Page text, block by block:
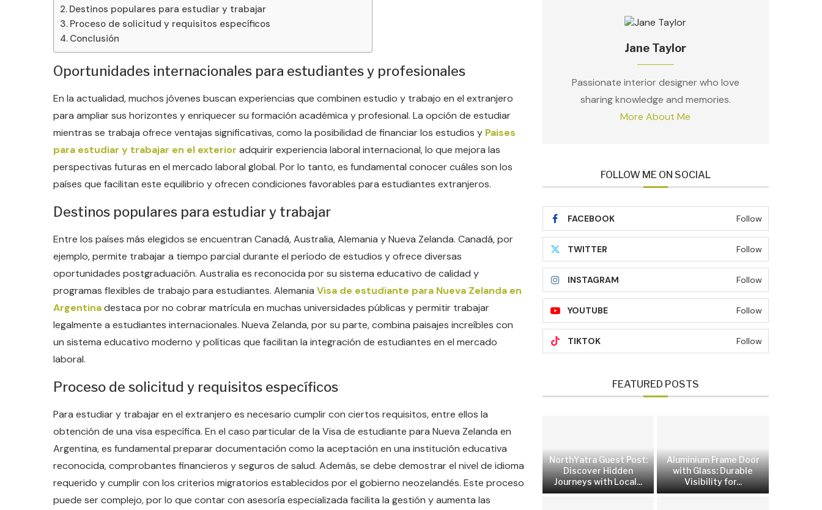
Destinos populares para estudiar y trabajar
Proceso de solicitud y requisitos específicos
Conclusión
Oportunidades internacionales para estudiantes y profesionales
En la actualidad, muchos jóvenes buscan experiencias que combinen estudio y trabajo en el extranjero
para ampliar sus horizontes y enriquecer su formación académica y profesional. La opción de estudiar
mientras se trabaja ofrece ventajas significativas, como la posibilidad de financiar los estudios y Paises
para estudiar y trabajar en el exterior adquirir experiencia laboral internacional, lo que mejora las
perspectivas futuras en el mercado laboral global. Por lo tanto, es fundamental conocer cuáles son los
países que facilitan este equilibrio y ofrecen condiciones favorables para estudiantes extranjeros.
Destinos populares para estudiar y trabajar
Entre los países más elegidos se encuentran Canadá, Australia, Alemania y Nueva Zelanda. Canadá, por
ejemplo, permite trabajar a tiempo parcial durante el período de estudios y ofrece diversas
oportunidades postgraduación. Australia es reconocida por su sistema educativo de calidad y
programas flexibles de trabajo para estudiantes. Alemania Visa de estudiante para Nueva Zelanda en
Argentinadestaca por no cobrar matrícula en muchas universidades públicas y permitir trabajar
legalmente a estudiantes internacionales. Nueva Zelanda, por su parte, combina paisajes increíbles con
un sistema educativo moderno y políticas que facilitan la integración de estudiantes en el mercado
laboral.
Proceso de solicitud y requisitos específicos
Para estudiar y trabajar en el extranjero es necesario cumplir con ciertos requisitos, entre ellos la
obtención de una visa específica. En el caso particular de la Visa de estudiante para Nueva Zelanda en
Argentina, es fundamental preparar documentación como la aceptación en una institución educativa
reconocida, comprobantes financieros y seguros de salud. Además, se debe demostrar el nivel de idioma
requerido y cumplir con los criterios migratorios establecidos por el gobierno neozelandés. Este proceso
puede ser complejo, por lo que contar con asesoría especializada facilita la gestión y aumenta las
Jane Taylor
Passionate interior designer who love
sharing knowledge and memories.
More About Me
FOLLOW ME ON SOCIAL
FACEBOOK Follow
TWITTER Follow
INSTAGRAM Follow
YOUTUBE Follow
TIKTOK Follow
FEATURED POSTS
NorthYatra Guest Post:
Discover Hidden
Journeys with Local...
Aluminium Frame Door
with Glass: Durable
Visibility for...